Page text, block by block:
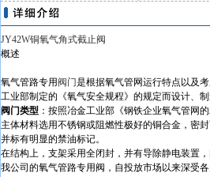
JY42W铜氧气角式截止阀
概述
氧气管路专用 阀门是根据氧气管网运行特点以及
工业部制定的《氧气安全规程》的规定而设计、
阀门类型 ：按照冶金工业部《钢铁企业氧气管网
主体材料选用不锈钢或阻燃性极好的铜合金，密
并标有明显的禁油标记。
在结构上，支架采用全闭封，并有导除静电装置
我公司的氧气管路专用阀，自投放市场以来深受